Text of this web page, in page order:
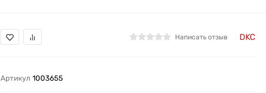
Написать отзыв DKC
Артикул 1003655